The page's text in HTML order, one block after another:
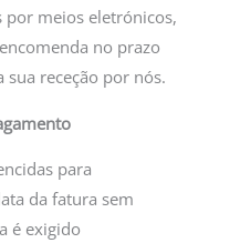
por meios eletrónicos,
no prazo
sua receção por nós.
para
da fatura sem
é exigido